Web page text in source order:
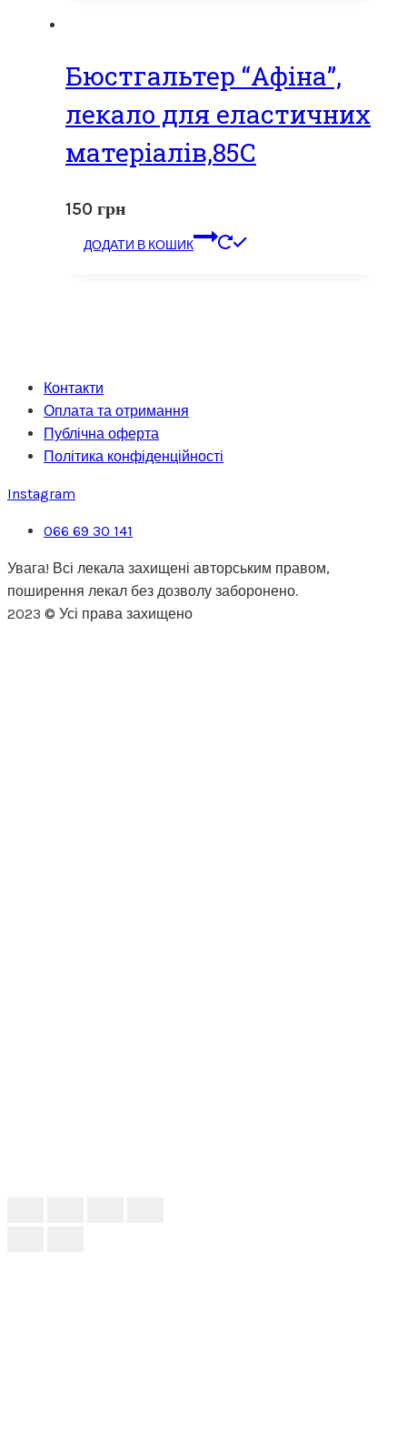
Бюстгальтер “Афіна”,
лекало для еластичних
матеріалів,85С
150 грн
ДОДАТИ В КОШИК
Контакти
Оплата та отримання
Публічна оферта
Політика конфіденційності
Instagram
066 69 30 141
Увага! Всі лекала захищені авторським правом,
поширення лекал без дозволу заборонено.
2023 © Усі права захищено